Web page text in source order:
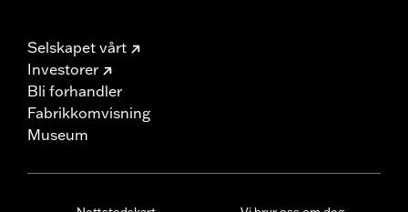
Selskapet vårt
Investorer
Bli forhandler
Fabrikkomvisning
Museum